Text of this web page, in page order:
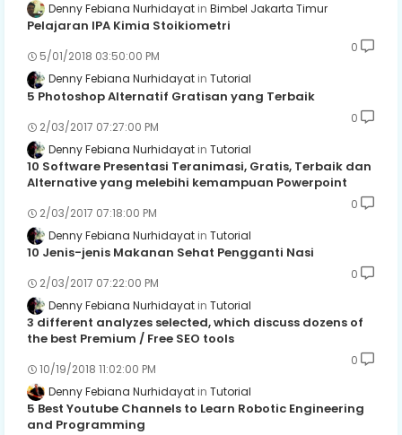
Denny Febiana Nurhidayat Bimbel Jakarta Timur
Pelajaran IPA Kimia Stoikiometri
5/01/2018 03:50:00 PM
0
Denny Febiana Nurhidayat Tutorial
5 Photoshop Alternatif Gratisan yang Terbaik
2/03/2017 07:27:00 PM
0
Denny Febiana Nurhidayat Tutorial
10 Software Presentasi Teranimasi, Gratis, Terbaik dan
Alternative yang melebihi kemampuan Powerpoint
2/03/2017 07:18:00 PM
0
Denny Febiana Nurhidayat Tutorial
10 Jenis-jenis Makanan Sehat Pengganti Nasi
2/03/2017 07:22:00 PM
0
Denny Febiana Nurhidayat Tutorial
3 different analyzes selected, which discuss dozens of
the best Premium / Free SEO tools
10/19/2018 11:02:00 PM
0
Denny Febiana Nurhidayat Tutorial
5 Best Youtube Channels to Learn Robotic Engineering
and Programming